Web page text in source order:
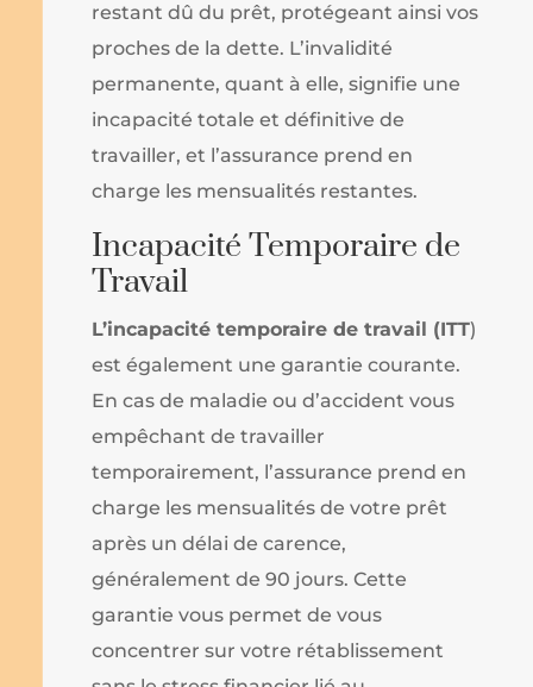
restant dû du prêt, protégeant ainsi vos
proches de la dette. L’invalidité
permanente, quant à elle, signifie une
incapacité totale et définitive de
travailler, et l’assurance prend en
charge les mensualités restantes.
Incapacité Temporaire de
Travail
L’incapacité temporaire de travail (ITT)
est également une garantie courante.
En cas de maladie ou d’accident vous
empêchant de travailler
temporairement, l’assurance prend en
charge les mensualités de votre prêt
après un délai de carence,
généralement de 90 jours. Cette
garantie vous permet de vous
concentrer sur votre rétablissement